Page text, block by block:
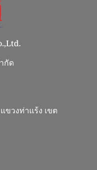
กัด
ขวงท่าแร้ง เขต